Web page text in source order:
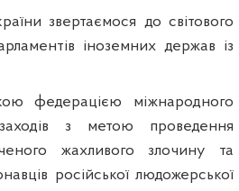
звертаємося до світового
іноземних держав із
федерацією міжнародного
з метою проведення
жахливого злочину та
російської людожерської